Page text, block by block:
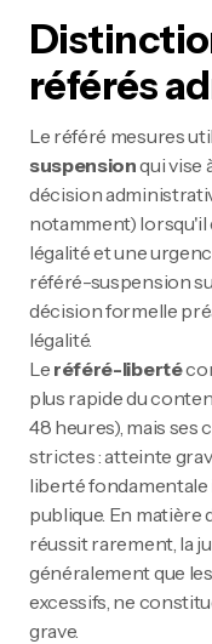
référés
Le référé mesures
suspensionqui vise
décision
notamment) lorsqu'il
légalité et une
référé-suspension
décision formelle
légalité.
Le référé-liberté
plus rapide du
48 heures), mais
strictes : atteinte
liberté
publique. En
réussit rarement, la
généralement que
excessifs, ne
grave.